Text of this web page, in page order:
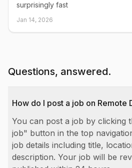
surprisingly fast
Jan 14, 2026
Questions, answered.
How do I post a job on Remote
You can post a job by clicking
job" button in the top
job details including title,
description. Your job will be